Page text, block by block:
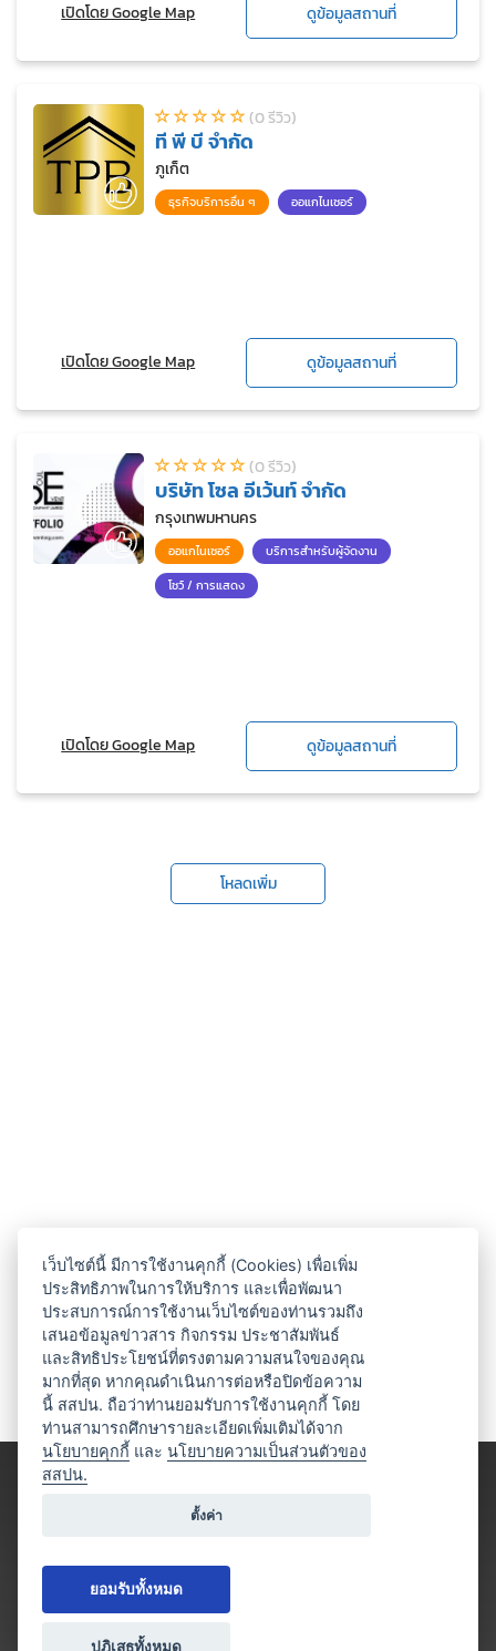
เปิดโดย Google Map ดูข้อมูลสถานที่
(0 รีวิว)
ที พี บี จำกัด
ภูเก็ต
ธุรกิจบริการอื่น ๆ ออแกไนเซอร์
เปิดโดย Google Map ดูข้อมูลสถานที่
(0 รีวิว)
บริษัท โซล อีเว้นท์ จำกัด
กรุงเทพมหานคร
ออแกไนเซอร์
บริการสำหรับผู้จัดงาน
โชว์ / การแสดง
เปิดโดย Google Map ดูข้อมูลสถานที่
โหลดเพิ่ม
เว็บไซต์นี้ มีการใช้งานคุกกี้ (Cookies) เพื่อเพิ่ม
ประสิทธิภาพในการให้บริการ และเพื่อพัฒนา
ประสบการณ์การใช้งานเว็บไซต์ของท่านรวมถึง
เสนอข้อมูลข่าวสาร กิจกรรม ประชาสัมพันธ์
และสิทธิประโยชน์ที่ตรงตามความสนใจของคุณ
มากที่สุด หากคุณดำเนินการต่อหรือปิดข้อความ
นี้ สสปน. ถือว่าท่านยอมรับการใช้งานคุกกี้ โดย
ท่านสามารถศึกษารายละเอียดเพิ่มเติมได้จาก
นโยบายคุกกี้ และนโยบายความเป็นส่วนตัวของ
สสปน.
ตั้งค่า
ยอมรับทั้งหมด
ปฎิเสธทั้งหมด